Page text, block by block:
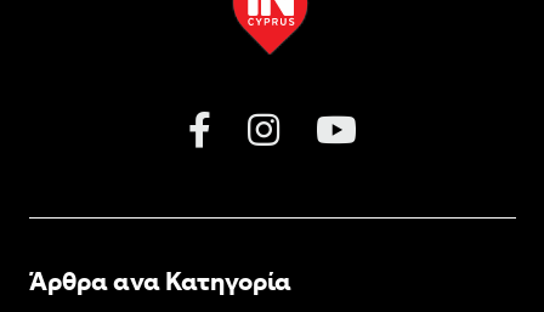
Άρθρα ανα Κατηγορία